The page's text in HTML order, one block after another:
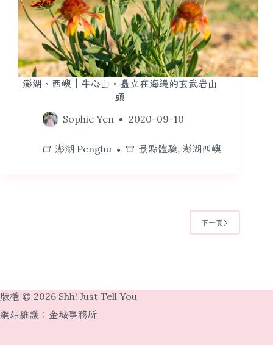
澎湖、西嶼｜牛心山・矗立在海邊的玄武岩山
頭
Sophie Yen
2020-09-10
澎湖 Penghu 景點體驗, 澎湖西嶼
下一頁
版權 © 2026 Shh! Just Tell You
網站維護： 金城事務所